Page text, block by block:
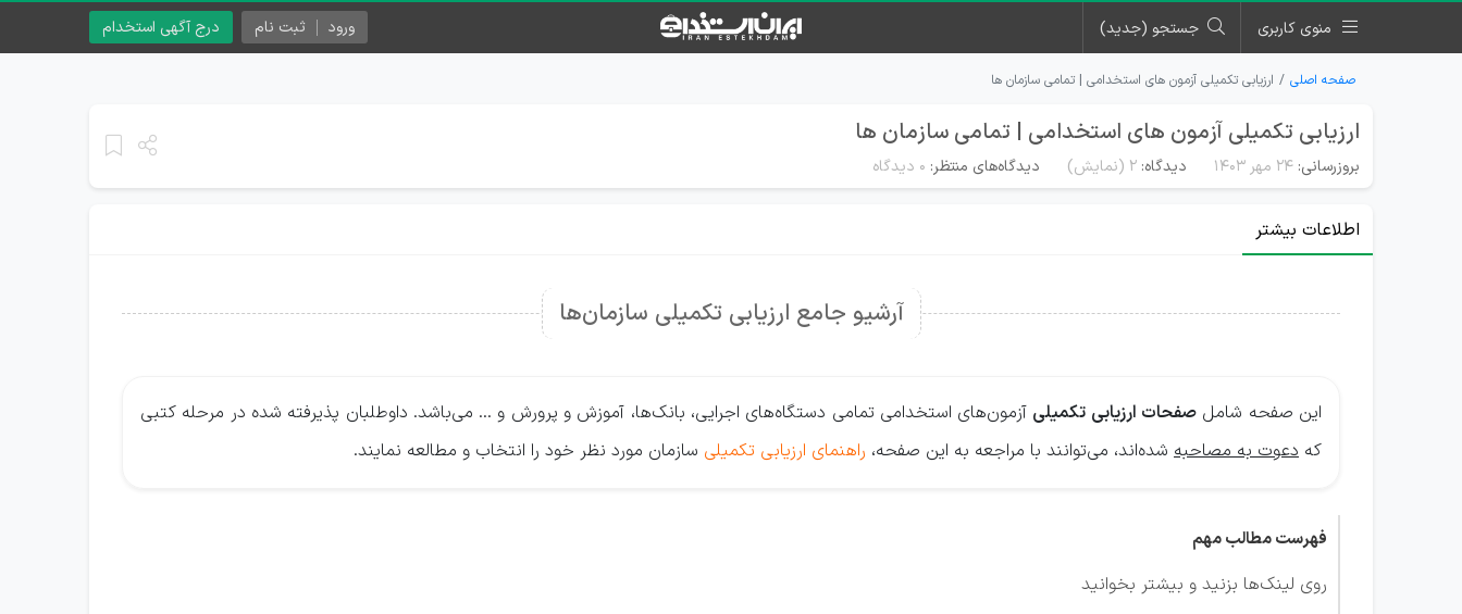
منوی کاربری جستجو (جدید) درج آگهی استخدام ورود ثبت نام
صفحه اصلی ارزیابی تکمیلی آزمون های استخدامی | تمامی سازمان ها
ارزیابی تکمیلی آزمون های استخدامی | تمامی سازمان ها
بروزرسانی: ۲۴ مهر ۱۴۰۳ دیدگاه: 2 (نمایش) دیدگاه‌های منتظر: ۰ دیدگاه
اطلاعات بیشتر
آرشیو جامع ارزیابی تکمیلی سازمان‌ها
این صفحه شامل صفحات ارزیابی تکمیلی آزمو‌ن‌های استخدامی تمامی دستگاه‌های اجرایی، بانک‌ها، آموزش و پرورش و ... می‌باشد. داوطلبان پذیرفته شده در مرحله کتبی
که دعوت به مصاحبه شده‌اند، می‌توانند با مراجعه به این صفحه، راهنمای ارزیابی تکمیلی سازمان مورد نظر خود را انتخاب و مطالعه نمایند.
فهرست مطالب مهم
روی لینک‌ها بزنید و بیشتر بخوانید